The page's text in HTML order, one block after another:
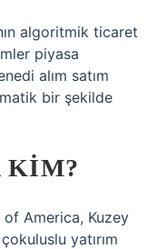
algoritmik ticaret
piyasa
alım satım
bir şekilde
KIM?
of America, Kuzey
yatırım